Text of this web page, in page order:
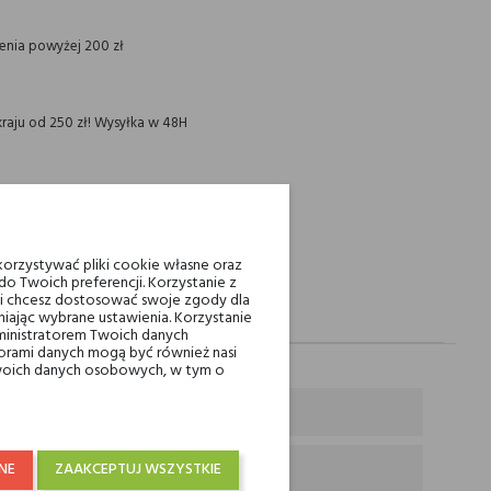
powyżej 200 zł
od 250 zł! Wysyłka w 48H
pliki cookie własne oraz
Twoich preferencji. Korzystanie z
dostosować swoje zgody dla
wybrane ustawienia. Korzystanie
Twoich danych
danych mogą być również nasi
danych osobowych, w tym o
ZAAKCEPTUJ WSZYSTKIE